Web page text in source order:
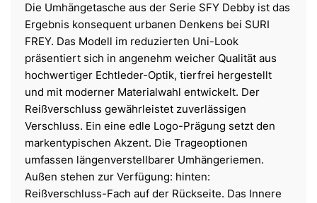
Die Umhängetasche aus der Serie SFY Debby ist das
Ergebnis konsequent urbanen Denkens bei SURI
FREY. Das Modell im reduzierten Uni-Look
präsentiert sich in angenehm weicher Qualität aus
hochwertiger Echtleder-Optik, tierfrei hergestellt
und mit moderner Materialwahl entwickelt. Der
Reißverschluss gewährleistet zuverlässigen
Verschluss. Ein eine edle Logo-Prägung setzt den
markentypischen Akzent. Die Trageoptionen
umfassen längenverstellbarer Umhängeriemen.
Außen stehen zur Verfügung: hinten:
Reißverschluss-Fach auf der Rückseite. Das Innere